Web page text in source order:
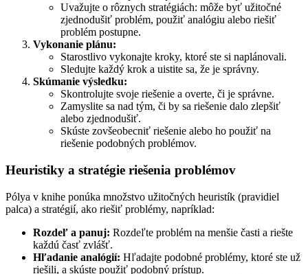
Uvažujte o rôznych stratégiách: môže byť užitočné
zjednodušiť problém, použiť analógiu alebo riešiť
problém postupne.
Vykonanie plánu:
Starostlivo vykonajte kroky, ktoré ste si naplánovali.
Sledujte každý krok a uistite sa, že je správny.
Skúmanie výsledku:
Skontrolujte svoje riešenie a overte, či je správne.
Zamyslite sa nad tým, či by sa riešenie dalo zlepšiť
alebo zjednodušiť.
Skúste zovšeobecniť riešenie alebo ho použiť na
riešenie podobných problémov.
Heuristiky a stratégie riešenia problémov
Pólya v knihe ponúka množstvo užitočných heuristík (pravidiel
palca) a stratégií, ako riešiť problémy, napríklad:
Rozdeľ a panuj: Rozdeľte problém na menšie časti a riešte
každú časť zvlášť.
Hľadanie analógií: Hľadajte podobné problémy, ktoré ste už
riešili, a skúste použiť podobný prístup.